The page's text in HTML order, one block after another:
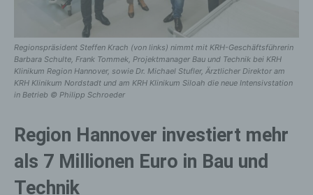
Regionspräsident Steffen Krach (von links) nimmt mit KRH-Geschäftsführerin
Barbara Schulte, Frank Tommek, Projektmanager Bau und Technik bei KRH
Klinikum Region Hannover, sowie Dr. Michael Stufler, Ärztlicher Direktor am
KRH Klinikum Nordstadt und am KRH Klinikum Siloah die neue Intensivstation
in Betrieb © Philipp Schroeder
Region Hannover investiert mehr
als 7 Millionen Euro in Bau und
Technik